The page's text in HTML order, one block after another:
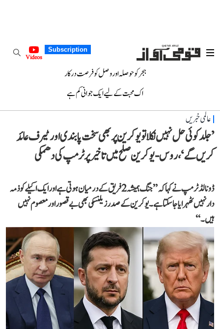
Subscription
Videos
ہجر کو حوصلہ اور وصل کو فرصت درکار
اک محبت کے لیے ایک جوانی کم ہے
عالمی خبریں
’جلد کوئی حل نہیں نکلا تو یوکرین پر بھی سخت پابندی اور ٹیرف عائد
کریں گے‘، روس-یوکرین صلح میں تاخیر پر ٹرمپ کی دھمکی
ڈونالڈ ٹرمپ نے کہا کہ ’’جنگ ہمیشہ 2 فریق کے درمیان ہوتی ہے اور ایک اکیلے کو ذمہ
دار نہیں ٹھہرایا جا سکتا ہے۔ یوکرین کے صدر زیلنسکی بھی بے قصور اور معصوم نہیں
ہیں۔‘‘